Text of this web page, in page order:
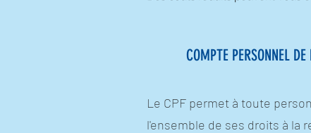
COMPTE PERSONNEL
Le CPF permet à toute
l'ensemble de ses droits à la